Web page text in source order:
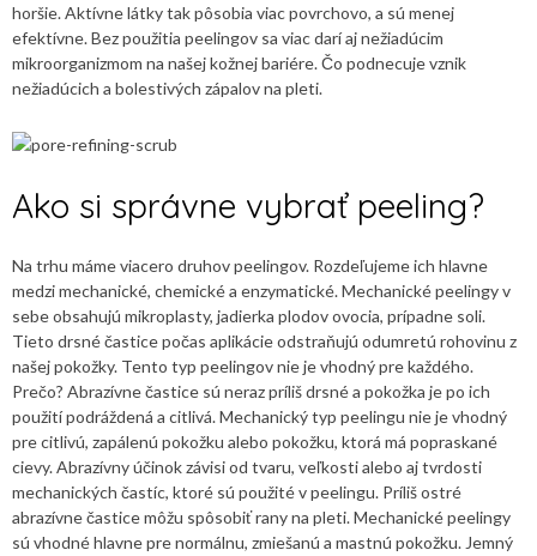
horšie. Aktívne látky tak pôsobia viac povrchovo, a sú menej
efektívne. Bez použitia peelingov sa viac darí aj nežiadúcim
mikroorganizmom na našej kožnej bariére. Čo podnecuje vznik
nežiadúcich a bolestivých zápalov na pleti.
Ako si správne vybrať peeling?
Na trhu máme viacero druhov peelingov. Rozdeľujeme ich hlavne
medzi mechanické, chemické a enzymatické. Mechanické peelingy v
sebe obsahujú mikroplasty, jadierka plodov ovocia, prípadne soli.
Tieto drsné častice počas aplikácie odstraňujú odumretú rohovinu z
našej pokožky. Tento typ peelingov nie je vhodný pre každého.
Prečo? Abrazívne častice sú neraz príliš drsné a pokožka je po ich
použití podráždená a citlivá. Mechanický typ peelingu nie je vhodný
pre citlivú, zapálenú pokožku alebo pokožku, ktorá má popraskané
cievy. Abrazívny účinok závisi od tvaru, veľkosti alebo aj tvrdosti
mechanických častíc, ktoré sú použité v peelingu. Príliš ostré
abrazívne častice môžu spôsobiť rany na pleti. Mechanické peelingy
sú vhodné hlavne pre normálnu, zmiešanú a mastnú pokožku. Jemný